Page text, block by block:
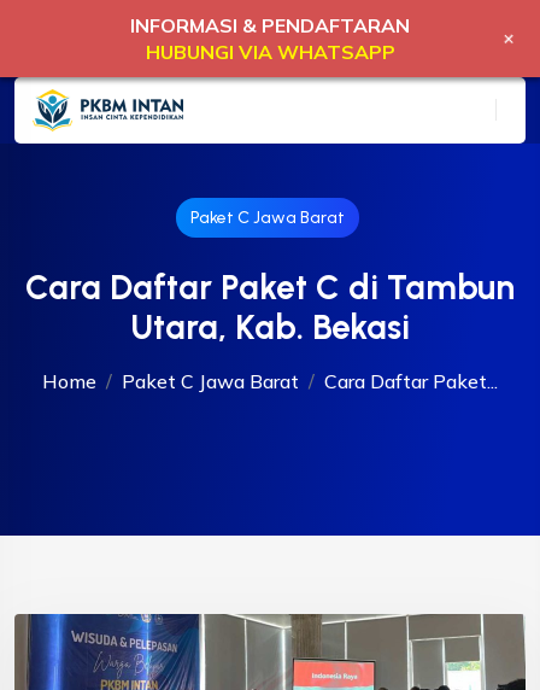
Paket C Jawa Barat
Cara Daftar Paket C di Tambun
Utara, Kab. Bekasi
Home Paket C Jawa Barat Cara Daftar Paket...
INFORMASI & PENDAFTARAN
HUBUNGI VIA WHATSAPP
+